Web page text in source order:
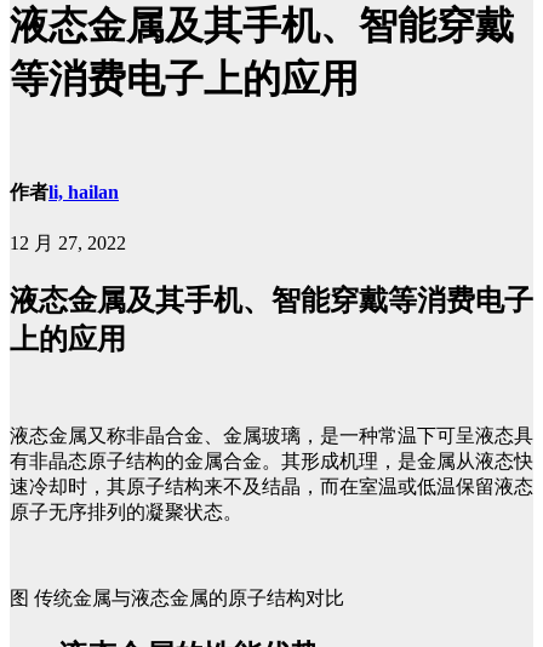
液态金属及其手机、智能穿戴
等消费电子上的应用
作者li, hailan
12 月 27, 2022
液态金属及其手机、智能穿戴等消费电子
上的应用
液态金属又称非晶合金、金属玻璃，是一种常温下可呈液态具
有非晶态原子结构的金属合金。其形成机理，是金属从液态快
速冷却时，其原子结构来不及结晶，而在室温或低温保留液态
原子无序排列的凝聚状态。
图 传统金属与液态金属的原子结构对比